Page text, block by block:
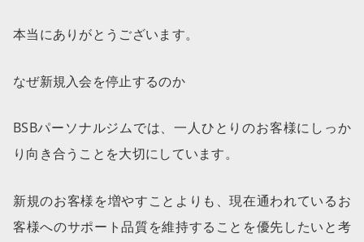
本当にありがとうございます。
なぜ新規入会を停止するのか
BSBパーソナルジムでは、一人ひとりのお客様にしっか
り向き合うことを大切にしています。
新規のお客様を増やすことよりも、現在通われているお
客様へのサポート品質を維持することを優先したいと考